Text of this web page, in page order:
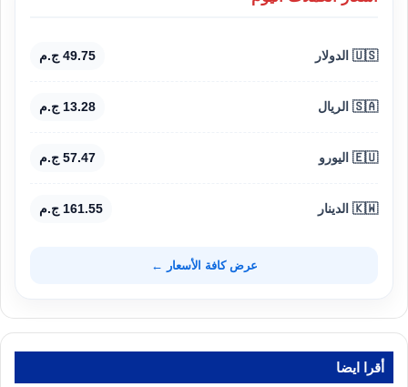
🇺🇸 الدولار 49.75 ج.م
🇸🇦 الريال 13.28 ج.م
🇪🇺 اليورو 57.47 ج.م
🇰🇼 الدينار 161.55 ج.م
عرض كافة الأسعار ←
أقرا ايضا